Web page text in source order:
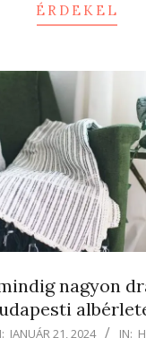
ÉRDEKEL
nagyon
JANUÁR 21, 2024 IN: